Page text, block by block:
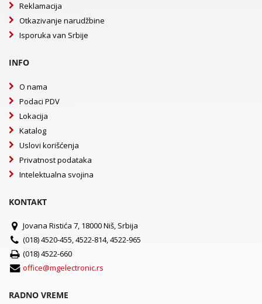
Reklamacija
Otkazivanje narudžbine
Isporuka van Srbije
INFO
O nama
Podaci PDV
Lokacija
Katalog
Uslovi korišćenja
Privatnost podataka
Intelektualna svojina
KONTAKT
Jovana Ristića 7, 18000 Niš, Srbija
(018) 4520-455, 4522-814, 4522-965
(018) 4522-660
office@mgelectronic.rs
RADNO VREME